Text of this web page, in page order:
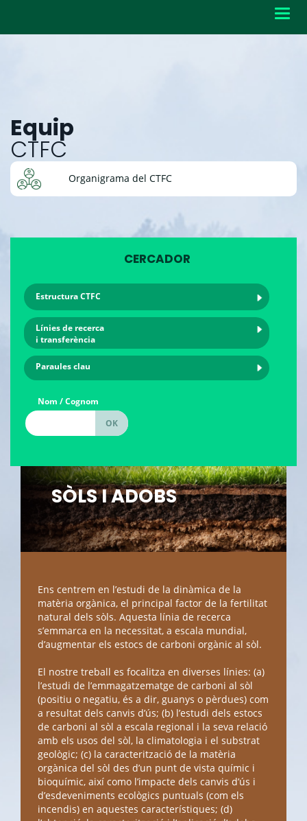
Equip
CTFC
Organigrama del CTFC
CERCADOR
Estructura CTFC
Línies de recerca
i transferència
Paraules clau
Nom / Cognom
SÒLS I ADOBS
Ens centrem en l’estudi de la dinàmica de la
matèria orgànica, el principal factor de la fertilitat
natural dels sòls. Aquesta línia de recerca
s’emmarca en la necessitat, a escala mundial,
d’augmentar els estocs de carboni orgànic al sòl.
El nostre treball es focalitza en diverses línies: (a)
l’estudi de l’emmagatzematge de carboni al sòl
(positiu o negatiu, és a dir, guanys o pèrdues) com
a resultat dels canvis d’ús; (b) l’estudi dels estocs
de carboni al sòl a escala regional i la seva relació
amb els usos del sòl, la climatologia i el substrat
geològic; (c) la caracterització de la matèria
orgànica del sòl des d’un punt de vista químic i
bioquímic, així como l’impacte dels canvis d’ús i
d’esdeveniments ecològics puntuals (com els
incendis) en aquestes característiques; (d)